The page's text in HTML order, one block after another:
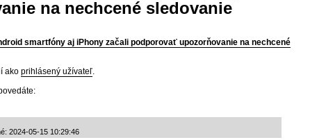
na nechcené sledovanie
smartfóny aj iPhony začali podporovať upozorňovanie na nechcené
ako prihlásený užívateľ.
2024-05-15 10:29:46